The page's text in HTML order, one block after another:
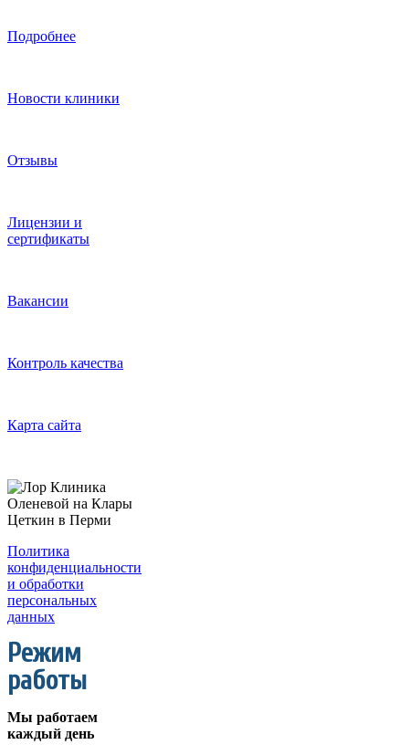
Подробнее
Новости клиники
Отзывы
Лицензии и
сертификаты
Вакансии
Контроль качества
Карта сайта
Политика
конфиденциальности
и обработки
персональных
данных
Режим
работы
Мы работаем
каждый день